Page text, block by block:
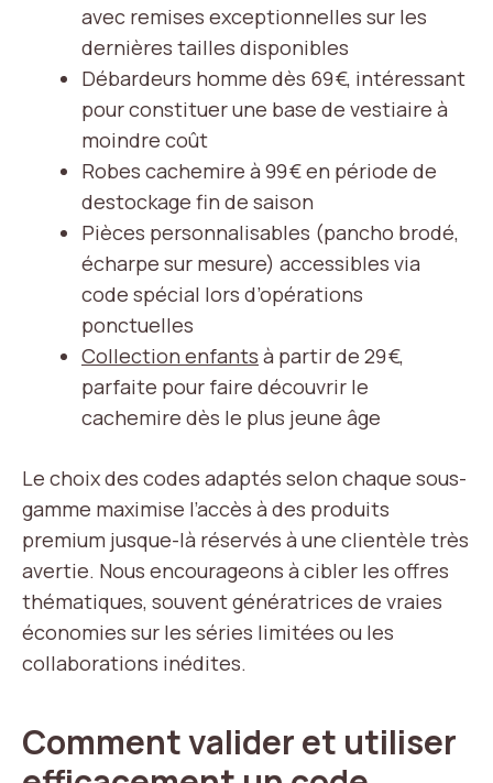
avec remises exceptionnelles sur les
dernières tailles disponibles
Débardeurs homme dès 69 €, intéressant
pour constituer une base de vestiaire à
moindre coût
Robes cachemire à 99 € en période de
destockage fin de saison
Pièces personnalisables (pancho brodé,
écharpe sur mesure) accessibles via
code spécial lors d’opérations
ponctuelles
Collection enfants à partir de 29 €,
parfaite pour faire découvrir le
cachemire dès le plus jeune âge
Le choix des codes adaptés selon chaque sous-
gamme maximise l’accès à des produits
premium jusque-là réservés à une clientèle très
avertie. Nous encourageons à cibler les offres
thématiques, souvent génératrices de vraies
économies sur les séries limitées ou les
collaborations inédites.
Comment valider et utiliser